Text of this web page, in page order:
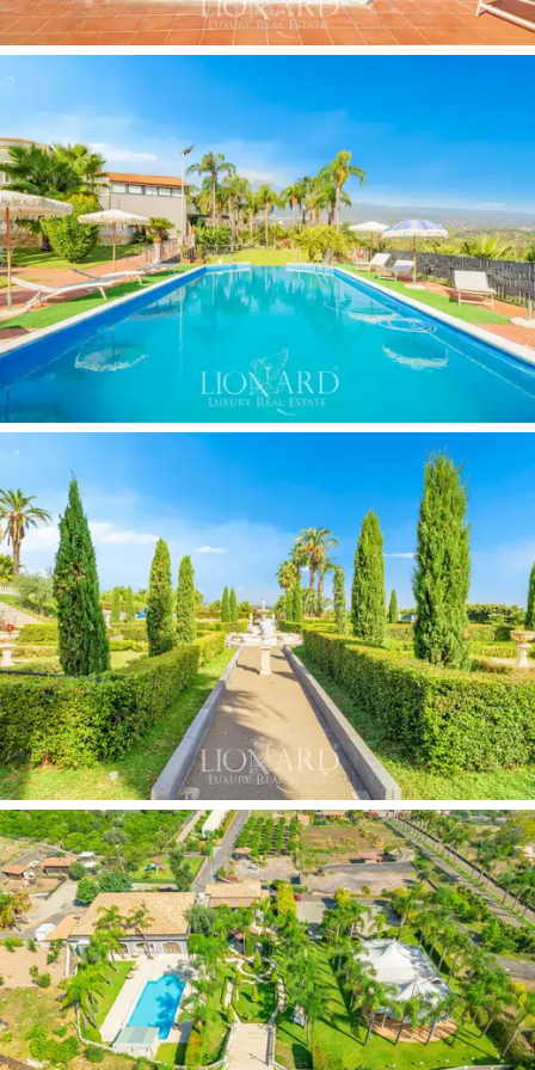
wunderbare Küchemit direktem Zugang zur
Panoramaterrasse, die als Light Lunch genutzt wird,
mit doppelter Treppe, die zum Park und zum
Poolbereich führt. Die Innenräume der Hauptvilla sind
bis ins kleinste Detail gepflegt, mitmodernen Möbeln
und Designin Harmonie mit den Böden und Wänden
ausweißem Marmorund mit der umgebenden Natur,
die von dengroßen Panoramafensterndurchbrochen
wird.
Vom Hauptgebäude getrennt befindet sich das
Gästehaus
, das insgesamt6kürzlich gebauteZimmer
mit Parkettböden, eigenem Bad und Außenbereich,2
ausgestatteten Küchen
400 m2 großen Pool
mit Solarium und einem 500 m2 großen
Außenparkplatzbietet. Abgerundet wird der
Innenbereich durch einwunderschönes 300 m² großes
Restaurant mit modernem und raffiniertem Design,
verziert mit hellem Holz, einem hängendenzentralen
Kamin, einemBarbereich, eineroffenen Küche, einem
Außenpoolund einemgroßen Garten mit Parkplatz.
Draußen ist das Luxus-Resort durch einenherrlichen
Privatpark von 5000 m2geschützt, davon 2000 m2
bezaubernderitalienischer Gartenund 3000 m2
bereichert durchhohe Palmenundtropische
Pflanzen. Umgeben von einem großen Solarium aus
Terrakotta befindet sich derHauptpooldes Anwesens,
der mit einemleichten Wasserfall, der in einem
zweiten Pool endet, und einerMosaikabdeckung
geschmückt ist. Von hier aus genießen Sie einen
grenzenlosen Panoramablickauf die Umgebung und